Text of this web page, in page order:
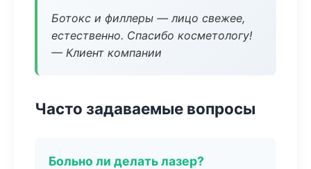
Ботокс и филлеры — лицо свежее,
естественно. Спасибо косметологу!
— Клиент компании
Часто задаваемые вопросы
Больно ли делать лазер?